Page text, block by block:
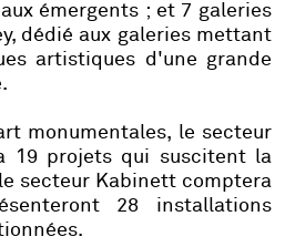
émergents ; et 7 galeries
dédié aux galeries mettant
artistiques d'une grande
monumentales, le secteur
19 projets qui suscitent la
secteur Kabinett comptera
28 installations